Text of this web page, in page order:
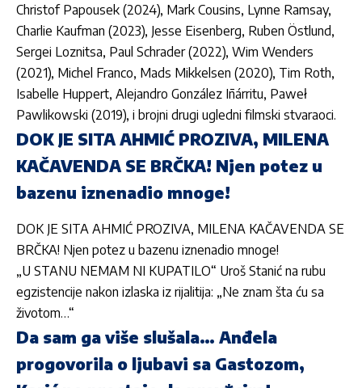
Christof Papousek (2024), Mark Cousins, Lynne Ramsay,
Charlie Kaufman (2023), Jesse Eisenberg, Ruben Östlund,
Sergei Loznitsa, Paul Schrader (2022), Wim Wenders
(2021), Michel Franco, Mads Mikkelsen (2020), Tim Roth,
Isabelle Huppert, Alejandro González Iñárritu, Paweł
Pawlikowski (2019), i brojni drugi ugledni filmski stvaraoci.
DOK JE SITA AHMIĆ PROZIVA, MILENA
KAČAVENDA SE BRČKA! Njen potez u
bazenu iznenadio mnoge!
DOK JE SITA AHMIĆ PROZIVA, MILENA KAČAVENDA SE
BRČKA! Njen potez u bazenu iznenadio mnoge!
„U STANU NEMAM NI KUPATILO“ Uroš Stanić na rubu
egzistencije nakon izlaska iz rijalitija: „Ne znam šta ću sa
životom…“
Da sam ga više slušala… Anđela
progovorila o ljubavi sa Gastozom,